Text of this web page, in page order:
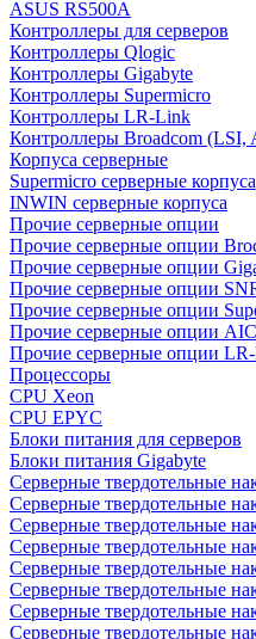
ASUS RS500A
Контроллеры для серверов
Контроллеры Qlogic
Контроллеры Gigabyte
Контроллеры Supermicro
Контроллеры LR-Link
Контроллеры Broadcom (LSI,
Корпуса серверные
Supermicro серверные корпуса
INWIN серверные корпуса
Прочие серверные опции
Прочие серверные опции
Прочие серверные опции
Прочие серверные опции
Прочие серверные опции
Прочие серверные опции AIC
Прочие серверные опции
Процессоры
CPU Xeon
CPU EPYC
Блоки питания для серверов
Блоки питания Gigabyte
Серверные твердотельные
Cерверные твердотельные
Cерверные твердотельные
Cерверные твердотельные
Cерверные твердотельные
Серверные твердотельные
Серверные твердотельные
Cерверные твердотельные